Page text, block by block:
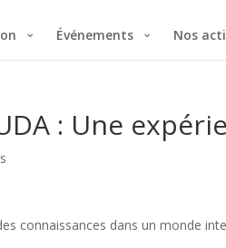
Événements Nos
: Une
connaissances dans un monde